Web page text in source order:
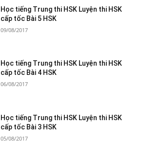
Học tiếng Trung thi HSK Luyện thi HSK
cấp tốc Bài 5 HSK
09/08/2017
Học tiếng Trung thi HSK Luyện thi HSK
cấp tốc Bài 4 HSK
06/08/2017
Học tiếng Trung thi HSK Luyện thi HSK
cấp tốc Bài 3 HSK
05/08/2017